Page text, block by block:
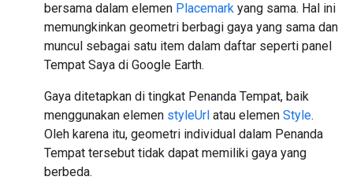
bersama dalam elemen Placemark yang sama. Hal ini
memungkinkan geometri berbagi gaya yang sama dan
muncul sebagai satu item dalam daftar seperti panel
Tempat Saya di Google Earth.
Gaya ditetapkan di tingkat Penanda Tempat, baik
menggunakan elemen styleUrl atau elemen Style.
Oleh karena itu, geometri individual dalam Penanda
Tempat tersebut tidak dapat memiliki gaya yang
berbeda.